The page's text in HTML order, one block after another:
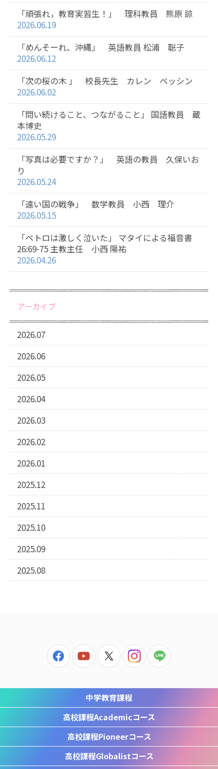
「頑張れ，教育実習生！」 理科教員 熊原 諒
2026.06.19
「めんそーれ、沖縄」 英語教員 松浦 聡子
2026.06.12
「次の桜の木 」 校長先生 カレン ベッシン
2026.06.02
「問い続けること、つながること」 国語教員 蔵
本博史
2026.05.29
「写真は必要ですか？」 英語の教員 久保いお
り
2026.05.24
「遠い国の戦争」 数学教員 小西 理介
2026.05.15
「ペトロは激しく泣いた」 マタイによる福音書
26:69-75 主教主任 小西 陽祐
2026.04.26
アーカイブ
2026.07
2026.06
2026.05
2026.04
2026.03
2026.02
2026.01
2025.12
2025.11
2025.10
2025.09
2025.08
中学教育課程
高校課程Academicコース
高校課程Pioneerコース
高校課程Globalistコース